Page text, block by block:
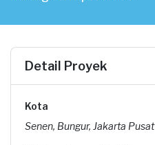
Detail Proyek
Kota
Senen, Bungur, Jakarta Pusat